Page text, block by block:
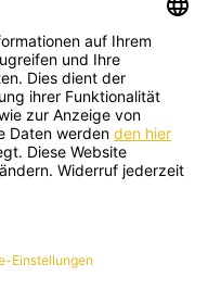
GMBH
Österreich